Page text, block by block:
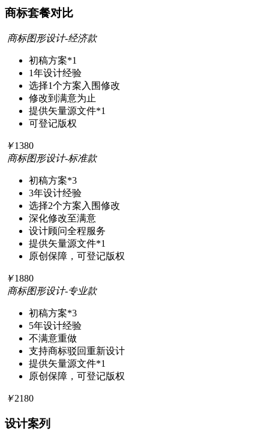
商标套餐对比
商标图形设计-经济款
初稿方案*1
1年设计经验
选择1个方案入围修改
修改到满意为止
提供矢量源文件*1
可登记版权
￥1380
商标图形设计-标准款
初稿方案*3
3年设计经验
选择2个方案入围修改
深化修改至满意
设计顾问全程服务
提供矢量源文件*1
原创保障，可登记版权
￥1880
商标图形设计-专业款
初稿方案*3
5年设计经验
不满意重做
支持商标驳回重新设计
提供矢量源文件*1
原创保障，可登记版权
￥2180
设计案列